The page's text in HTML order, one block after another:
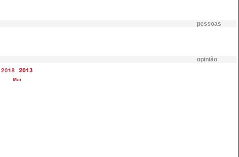
pessoas
opinião
2018 2013
Mai